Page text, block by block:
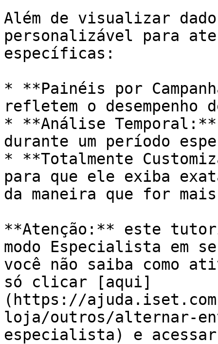
Além de visualizar
personalizável para
específicas:
* **Painéis por
refletem o desempenho
* **Análise Temporal:**
durante um período
* **Totalmente
para que ele exiba
da maneira que for
**Atenção:** este
modo Especialista em
você não saiba como
só clicar [aqui]
(https://
loja/outros/alternar-
especialista) e